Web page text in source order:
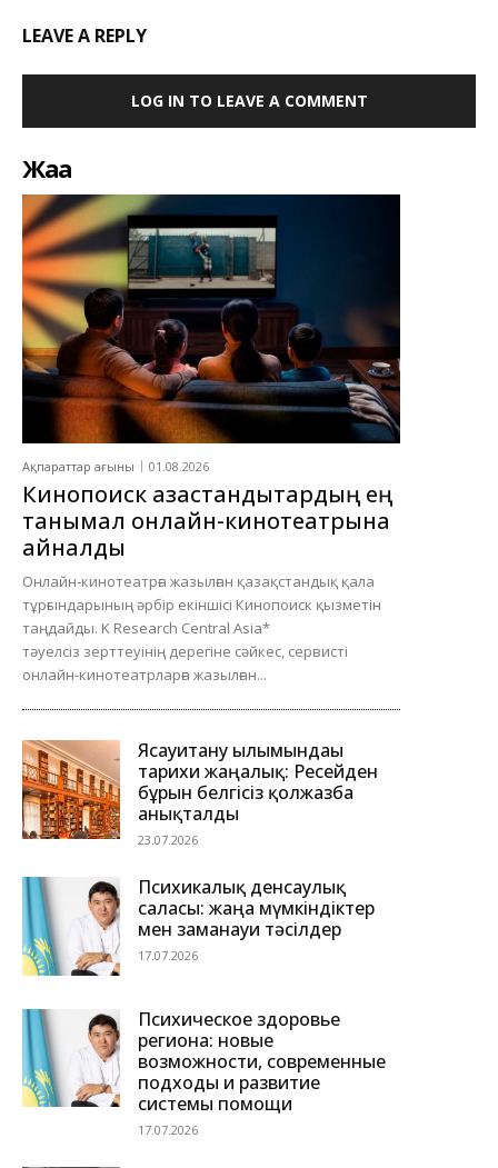
LEAVE A REPLY
LOG IN TO LEAVE A COMMENT
Жаңа
Ақпараттар ағыны 01.08.2026
Кинопоиск қазақстандықтардың ең
танымал онлайн-кинотеатрына
айналды
Онлайн-кинотеатрға жазылған қазақстандық қала
тұрғындарының әрбір екіншісі Кинопоиск қызметін
таңдайды. K Research Central Asia*
тәуелсіз зерттеуінің дерегіне сәйкес, сервисті
онлайн-кинотеатрларға жазылған...
Ясауитану ғылымындағы
тарихи жаңалық: Ресейден
бұрын белгісіз қолжазба
анықталды
23.07.2026
Психикалық денсаулық
саласы: жаңа мүмкіндіктер
мен заманауи тәсілдер
17.07.2026
Психическое здоровье
региона: новые
возможности, современные
подходы и развитие
системы помощи
17.07.2026